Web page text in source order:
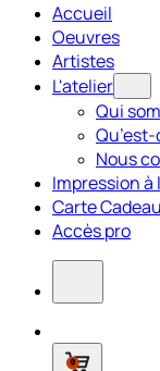
Accueil
Oeuvres
Artistes
L'atelier
Qui
Nous
Impression à
Carte Cadeau
Accès pro
0